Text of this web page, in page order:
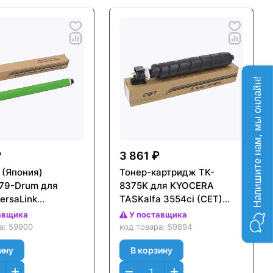
Drum для
B7035
стр.,
59900
3 861 ₽
Тонер-картридж TK-
8375K для KYOCERA
TASKalfa 3554ci (CET)
Черный (Black), 457г,
30000 стр., CET141666
У поставщика
код товара: 59894
В корзину
Напишите нам, мы онлайн!